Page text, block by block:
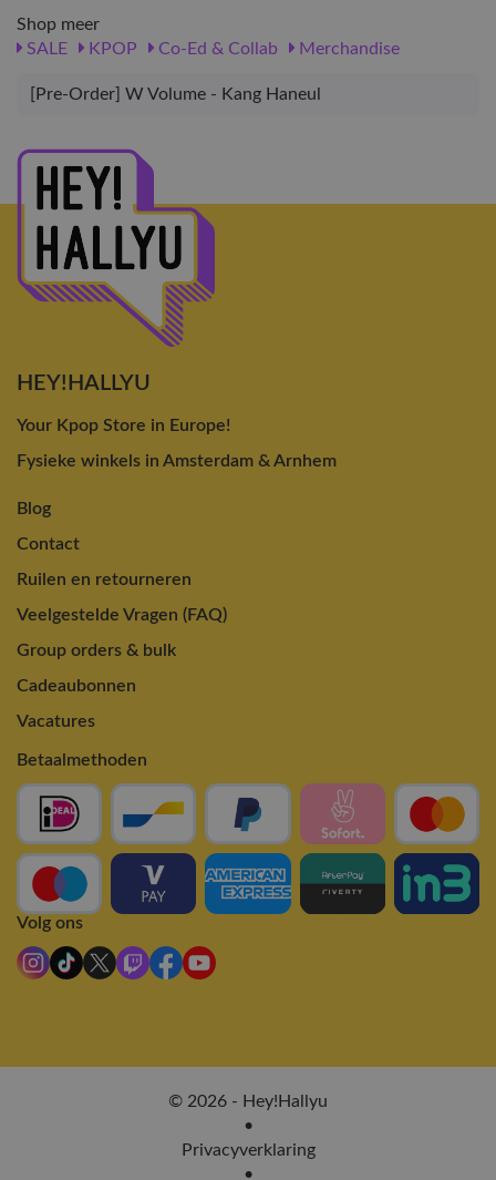
Shop meer
SALE
KPOP Co-Ed & Collab Merchandise
[Pre-Order] W Volume - Kang Haneul
HEY!HALLYU
Your Kpop Store in Europe!
Fysieke winkels in Amsterdam & Arnhem
Blog
Contact
Ruilen en retourneren
Veelgestelde Vragen (FAQ)
Group orders & bulk
Cadeaubonnen
Vacatures
Betaalmethoden
Volg ons
© 2026 - Hey!Hallyu
•
Privacyverklaring
•